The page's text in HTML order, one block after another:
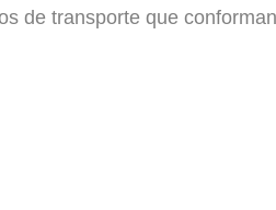
de transporte que